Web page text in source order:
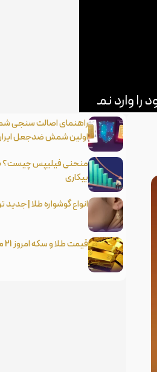
راهنمای اصالت سنجی
اولین شمش ضدجعل
منحنی فیلیپس چیست؟
بیکاری
انواع گوشواره طلا |
قیمت طلا و سکه امروز 21 مهر 1404 | روند افزایشی